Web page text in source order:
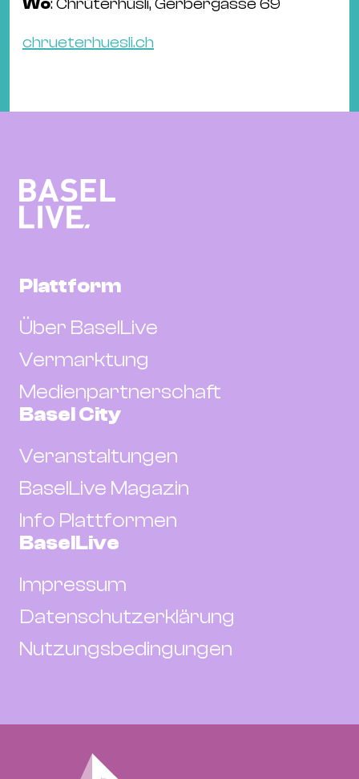
chrueterhuesli.ch
Plattform
Über BaselLive
Vermarktung
Medienpartnerschaft
Basel City
Veranstaltungen
BaselLive Magazin
Info Plattformen
BaselLive
Impressum
Datenschutzerklärung
Nutzungsbedingungen